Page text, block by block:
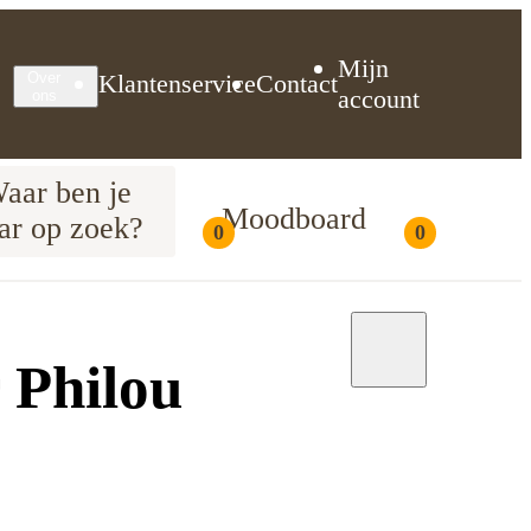
KlantenserviceContact
Mijn
account
0Moodboard 0
ben je
op zoek?
Philou